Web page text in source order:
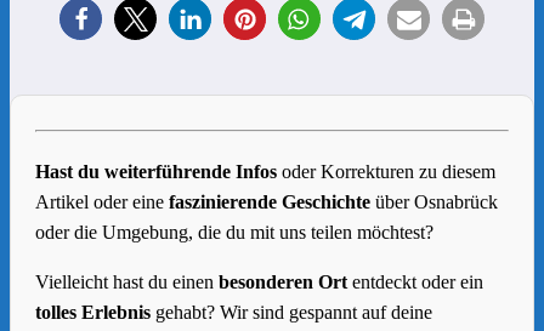
Hast du weiterführende Infos oder Korrekturen zu diesem
Artikel oder eine faszinierende Geschichte über Osnabrück
oder die Umgebung, die du mit uns teilen möchtest?
Vielleicht hast du einen besonderen Ort entdeckt oder ein
tolles Erlebnis gehabt? Wir sind gespannt auf deine